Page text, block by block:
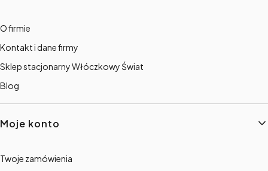
O firmie
Kontakt i dane firmy
Sklep stacjonarny Włóczkowy Świat
Blog
Moje konto
Twoje zamówienia